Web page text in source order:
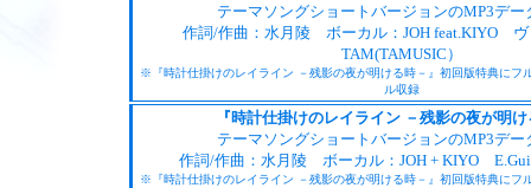
テーマソングショートバージョンのMP3デー
作詞/作曲：水月陵 ボーカル：JOH feat.KIYO ヴ
TAM(TAMUSIC）
※『時計仕掛けのレイライン －残影の夜が明ける時－』初回版特典にフ
ル収録
『時計仕掛けのレイライン －残影の夜が明
テーマソングショートバージョンのMP3デー
作詞/作曲：水月陵 ボーカル：JOH + KIYO
※『時計仕掛けのレイライン －残影の夜が明ける時－』初回版特典にフ